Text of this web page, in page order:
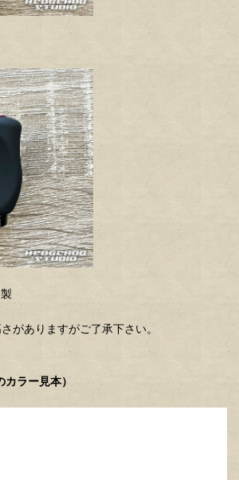
がありますがご了承下さい。
カラー見本）